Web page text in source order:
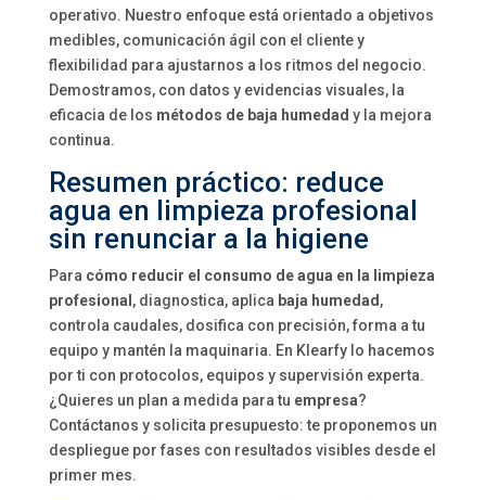
operativo. Nuestro enfoque está orientado a objetivos
medibles, comunicación ágil con el cliente y
flexibilidad para ajustarnos a los ritmos del negocio.
Demostramos, con datos y evidencias visuales, la
eficacia de los métodos de baja humedad y la mejora
continua.
Resumen práctico: reduce
agua en limpieza profesional
sin renunciar a la higiene
Para cómo reducir el consumo de agua en la limpieza
profesional , diagnostica, aplica baja humedad ,
controla caudales, dosifica con precisión, forma a tu
equipo y mantén la maquinaria. En Klearfy lo hacemos
por ti con protocolos, equipos y supervisión experta.
¿Quieres un plan a medida para tu empresa?
Contáctanos y solicita presupuesto: te proponemos un
despliegue por fases con resultados visibles desde el
primer mes.